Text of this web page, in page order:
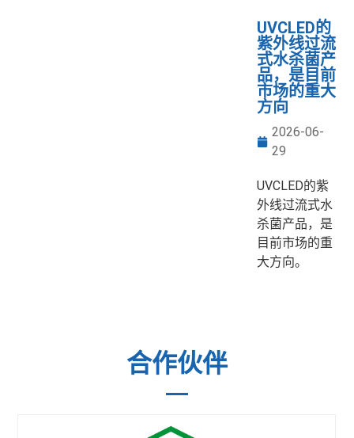
UVCLED的
紫外线过流
式水杀菌产
品，是目前
市场的重大
方向
2026-06-
29
UVCLED的紫
外线过流式水
杀菌产品，是
目前市场的重
大方向。
合作伙伴